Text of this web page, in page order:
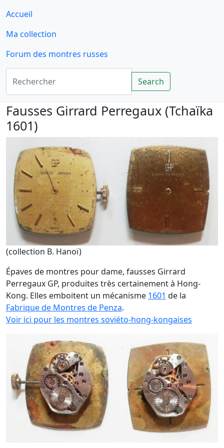
Accueil
Ma collection
Forum des montres russes
Rechercher
Search
Fausses Girrard Perregaux (Tchaïka
1601)
(collection B. Hanoï)
Épaves de montres pour dame, fausses Girrard
Perregaux GP, produites très certainement à Hong-
Kong. Elles emboitent un mécanisme 1601 de la
Fabrique de Montres de Penza.
Voir ici pour les montres soviéto-hong-kongaises